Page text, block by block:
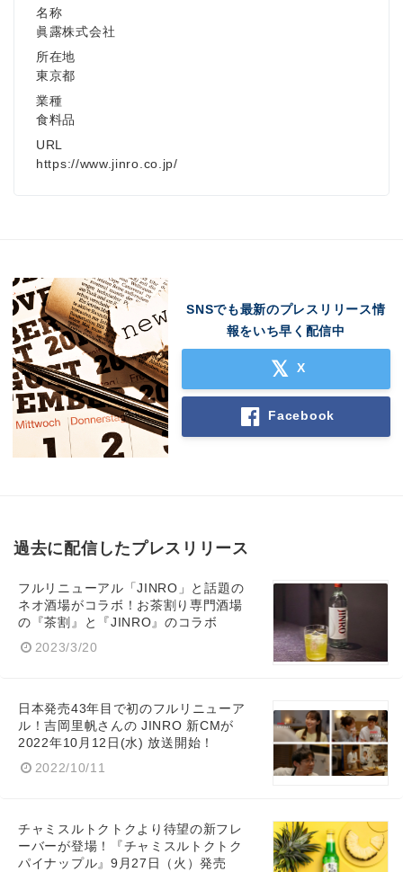
名称
眞露株式会社
所在地
東京都
業種
食料品
URL
https://www.jinro.co.jp/
SNSでも最新のプレスリリース情
報をいち早く配信中
X
Facebook
過去に配信したプレスリリース
フルリニューアル「JINRO」と話題の
ネオ酒場がコラボ！お茶割り専門酒場
の『茶割』と『JINRO』のコラボ
2023/3/20
日本発売43年目で初のフルリニューア
ル！吉岡里帆さんの JINRO 新CMが
2022年10月12日(水) 放送開始！
2022/10/11
チャミスルトクトクより待望の新フレ
ーバーが登場！『チャミスルトクトク
パイナップル』9月27日（火）発売
English